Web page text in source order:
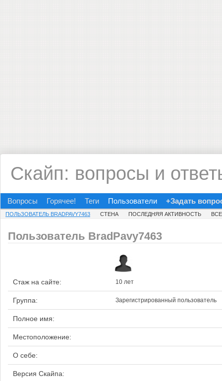
Скайп: вопросы и
Вопросы Горячее! Теги Пользователи +Задать
ПОЛЬЗОВАТЕЛЬ BRADPAVY7463 СТЕНА ПОСЛЕДНЯЯ АКТИВНОСТЬ
Пользователь BradPavy7463
Стаж на сайте: 10 лет
Группа: Зарегистрированный пользователь
Полное имя:
Местоположение:
О себе:
Версия Скайпа: